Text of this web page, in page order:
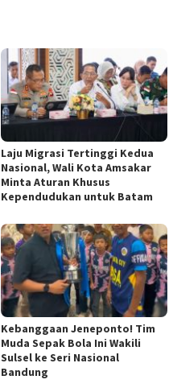
Laju Migrasi Tertinggi Kedua
Nasional, Wali Kota Amsakar
Minta Aturan Khusus
Kependudukan untuk Batam
Kebanggaan Jeneponto! Tim
Muda Sepak Bola Ini Wakili
Sulsel ke Seri Nasional
Bandung